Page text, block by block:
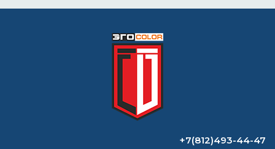
Формируем заказ и отправляем транспортной
компанией
ВОПРОС-ОТВЕТ
+7(812)493-44-47